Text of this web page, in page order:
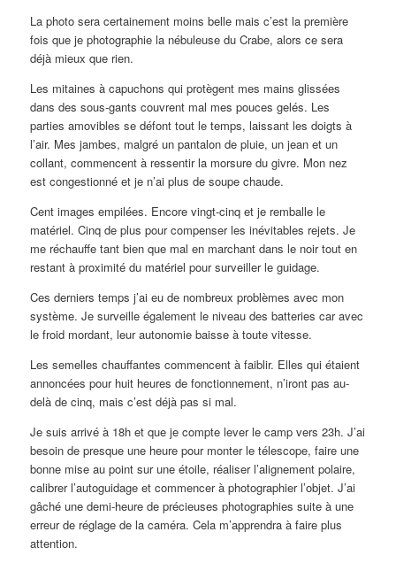
La photo sera certainement moins belle mais c’est la première
fois que je photographie la nébuleuse du Crabe, alors ce sera
déjà mieux que rien.
Les mitaines à capuchons qui protègent mes mains glissées
dans des sous-gants couvrent mal mes pouces gelés. Les
parties amovibles se défont tout le temps, laissant les doigts à
l’air. Mes jambes, malgré un pantalon de pluie, un jean et un
collant, commencent à ressentir la morsure du givre. Mon nez
est congestionné et je n’ai plus de soupe chaude.
Cent images empilées. Encore vingt-cinq et je remballe le
matériel. Cinq de plus pour compenser les inévitables rejets. Je
me réchauffe tant bien que mal en marchant dans le noir tout en
restant à proximité du matériel pour surveiller le guidage.
Ces derniers temps j’ai eu de nombreux problèmes avec mon
système. Je surveille également le niveau des batteries car avec
le froid mordant, leur autonomie baisse à toute vitesse.
Les semelles chauffantes commencent à faiblir. Elles qui étaient
annoncées pour huit heures de fonctionnement, n’iront pas au-
delà de cinq, mais c’est déjà pas si mal.
Je suis arrivé à 18h et que je compte lever le camp vers 23h. J’ai
besoin de presque une heure pour monter le télescope, faire une
bonne mise au point sur une étoile, réaliser l’alignement polaire,
calibrer l’autoguidage et commencer à photographier l’objet. J’ai
gâché une demi-heure de précieuses photographies suite à une
erreur de réglage de la caméra. Cela m’apprendra à faire plus
attention.